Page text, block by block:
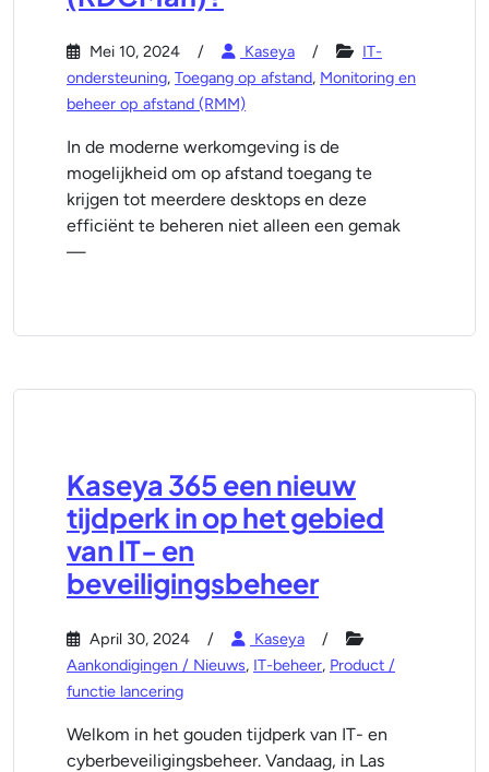
Mei 10, 2024 Kaseya
IT-
ondersteuning, Toegang op afstand, Monitoring en
beheer op afstand (RMM)
In de moderne werkomgeving is de
mogelijkheid om op afstand toegang te
krijgen tot meerdere desktops en deze
efficiënt te beheren niet alleen een gemak
—
Kaseya 365 een nieuw
tijdperk in op het gebied
van IT- en
beveiligingsbeheer
April 30, 2024
Kaseya
Aankondigingen / Nieuws, IT-beheer, Product /
functie lancering
Welkom in het gouden tijdperk van IT- en
cyberbeveiligingsbeheer. Vandaag, in Las